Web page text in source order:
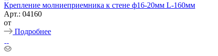
Крепление молниеприемника к стене ф16-20мм L-160мм
Арт.: 04160
от
Подробнее